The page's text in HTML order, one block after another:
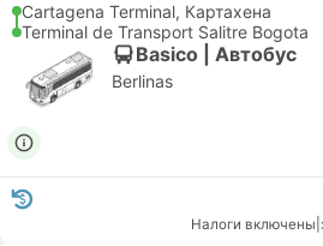
Cartagena Terminal, Картахена
Terminal de Transport Salitre Bogota
Basico | Автобус
Berlinas
Налоги включены